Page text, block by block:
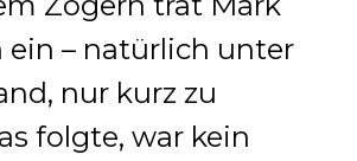
ein – natürlich unter
nur kurz zu
folgte, war kein